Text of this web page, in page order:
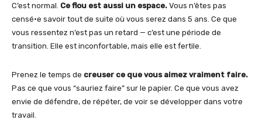
C’est normal. Ce flou est aussi un espace. Vous n’êtes pas
censé·e savoir tout de suite où vous serez dans 5 ans. Ce que
vous ressentez n’est pas un retard — c’est une période de
transition. Elle est inconfortable, mais elle est fertile.
Prenez le temps de creuser ce que vous aimez vraiment faire.
Pas ce que vous “sauriez faire” sur le papier. Ce que vous avez
envie de défendre, de répéter, de voir se développer dans votre
travail.